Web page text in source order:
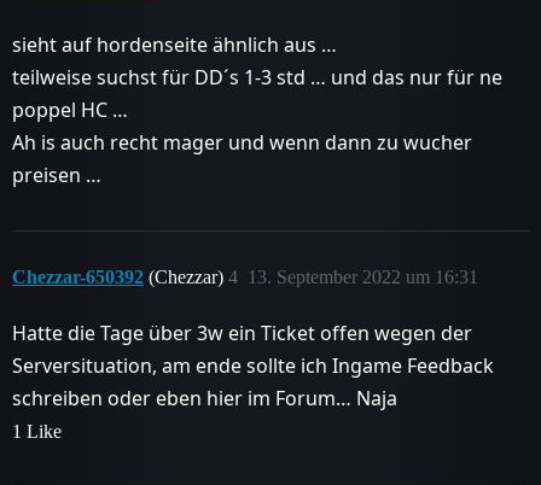
sieht auf hordenseite ähnlich aus …
teilweise suchst für DD´s 1-3 std … und das nur für ne
poppel HC …
Ah is auch recht mager und wenn dann zu wucher
preisen …
Chezzar-650392 (Chezzar) 13. September 2022 um 16:31
4
Hatte die Tage über 3w ein Ticket offen wegen der
Serversituation, am ende sollte ich Ingame Feedback
schreiben oder eben hier im Forum… Naja
1 Like